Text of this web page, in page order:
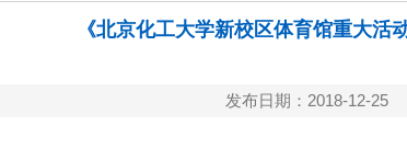
《北京化工大学新校区体育馆重大活
发布日期：2018-12-25